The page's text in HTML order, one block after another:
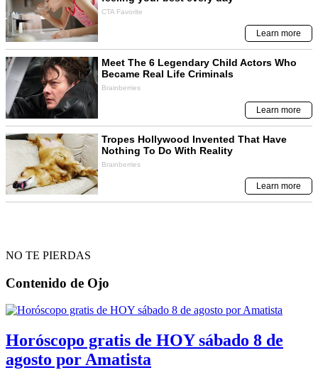
NO TE PIERDAS
Contenido de Ojo
Horóscopo gratis de HOY sábado 8 de
agosto por Amatista